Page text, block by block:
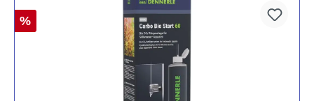
%